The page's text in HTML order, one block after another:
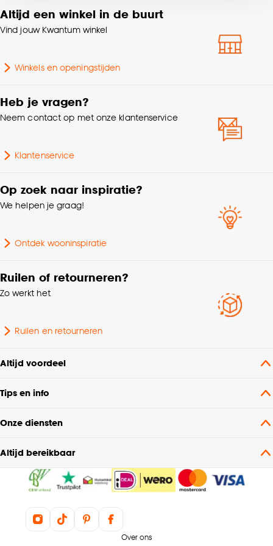
voor kiezen om bepaalde cookies wel of niet te
accepteren door op ‘Cookies aanpassen’ te
klikken.
Goed om te weten is dat je deze keuze altijd nog
cookieverklaring
Breedte 22 CM
Garantietermijn 24 maanden
Type spiegel
Aantal stuks
Altijd een winkel in de buurt
Vind jouw Kwantum winkel
Winkels en openingstijden
Heb je vragen?
Neem contact op met onze klantenservice
Klantenservice
Op zoek naar inspiratie?
We helpen je graag!
Ontdek wooninspiratie
Ruilen of retourneren?
Zo werkt het
Ruilen en retourneren
Altijd voordeel
Tips en info
Onze diensten
Altijd bereikbaar
Over ons